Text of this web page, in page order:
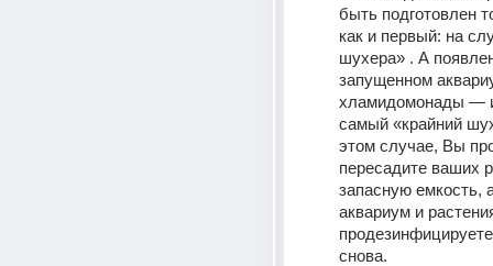
быть подготовлен
как и первый: на
шухера» . А
запущенном
хламидомонады —
самый «крайний
этом случае, Вы
пересадите ваших
запасную емкость,
аквариум и
снова.